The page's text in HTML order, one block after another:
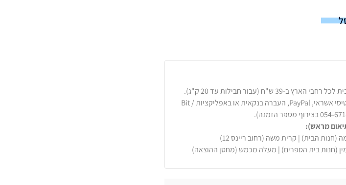
הארץ ב-39 ש"ח (עבור חבילות עד 20 ק"ג).
כרטיסי אשראי, PayPal, העברה בנקאית או באפליקציות Bit /
מראש):
(חנות הבית) | קרית משה (רחוב ריינס 12)
(חנות בית הספרים) | מעלה מכמש (מחסן ההוצאה)